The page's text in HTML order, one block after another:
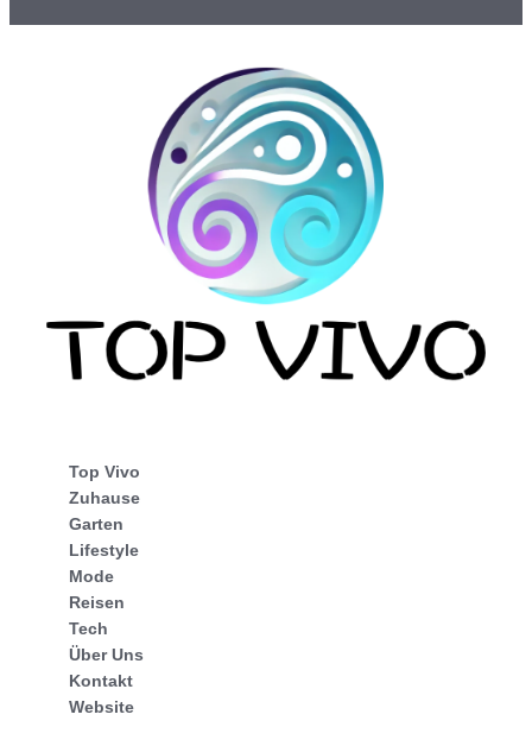
Top Vivo
Zuhause
Garten
Lifestyle
Mode
Reisen
Tech
Über Uns
Kontakt
Website